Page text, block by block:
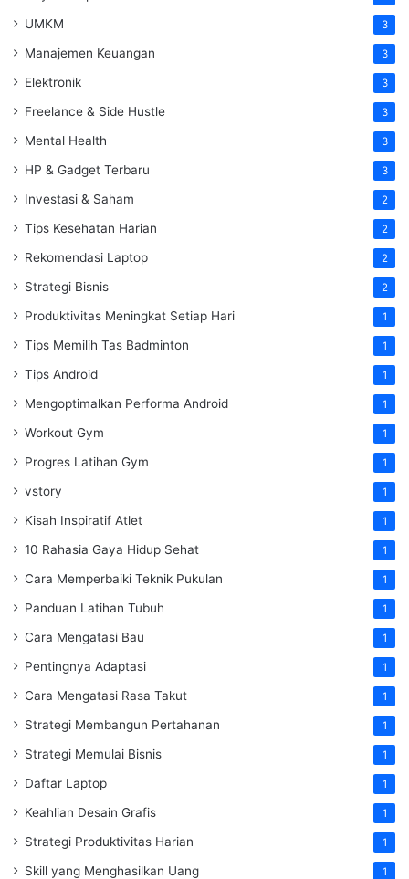
UMKM 3
Manajemen Keuangan 3
Elektronik 3
Freelance & Side Hustle 3
Mental Health 3
HP & Gadget Terbaru 3
Investasi & Saham 2
Tips Kesehatan Harian 2
Rekomendasi Laptop 2
Strategi Bisnis 2
Produktivitas Meningkat Setiap Hari 1
Tips Memilih Tas Badminton 1
Tips Android 1
Mengoptimalkan Performa Android 1
Workout Gym 1
Progres Latihan Gym 1
vstory 1
Kisah Inspiratif Atlet 1
10 Rahasia Gaya Hidup Sehat 1
Cara Memperbaiki Teknik Pukulan 1
Panduan Latihan Tubuh 1
Cara Mengatasi Bau 1
Pentingnya Adaptasi 1
Cara Mengatasi Rasa Takut 1
Strategi Membangun Pertahanan 1
Strategi Memulai Bisnis 1
Daftar Laptop 1
Keahlian Desain Grafis 1
Strategi Produktivitas Harian 1
Skill yang Menghasilkan Uang 1